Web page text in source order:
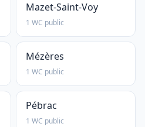
Mazet-Saint-Voy
1 WC public
Mézères
1 WC public
Pébrac
1 WC public